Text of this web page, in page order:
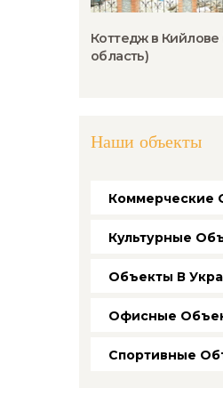
Коттедж в Кийлове
область)
Наши объекты
Коммерческие
Культурные
Объекты В
Офисные
Спортивные